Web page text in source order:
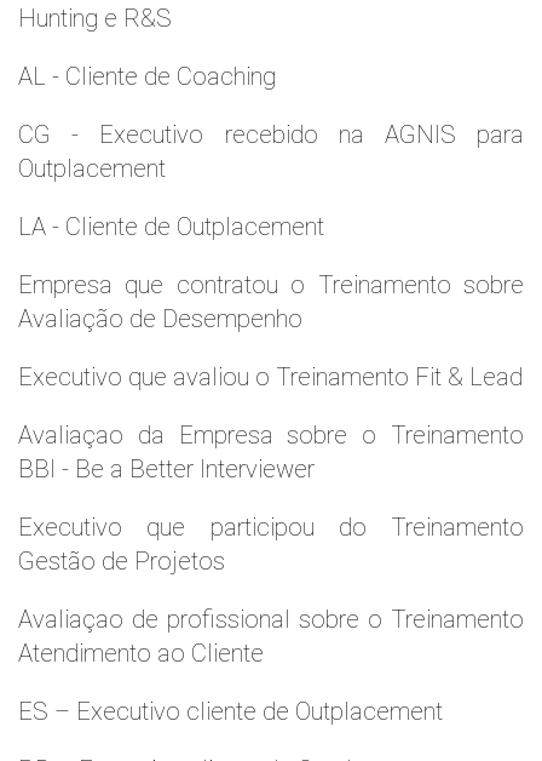
Hunting e R&S
AL - Cliente de Coaching
CG - Executivo recebido na AGNIS para
Outplacement
LA - Cliente de Outplacement
Empresa que contratou o Treinamento sobre
Avaliação de Desempenho
Executivo que avaliou o Treinamento Fit & Lead
Avaliaçao da Empresa sobre o Treinamento
BBI - Be a Better Interviewer
Executivo que participou do Treinamento
Gestão de Projetos
Avaliaçao de profissional sobre o Treinamento
Atendimento ao Cliente
ES – Executivo cliente de Outplacement